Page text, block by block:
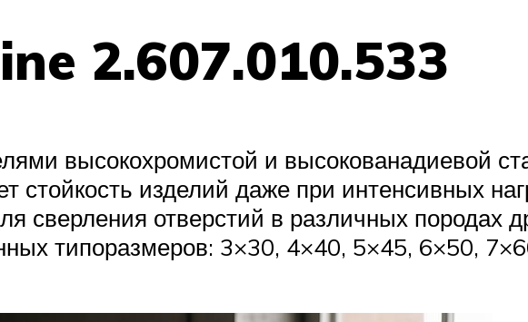
2.607.010.533
высокохромистой и высокованадиевой
стойкость изделий даже при интенсивных
сверления отверстий в различных породах
типоразмеров: 3×30, 4×40, 5×45, 6×50,